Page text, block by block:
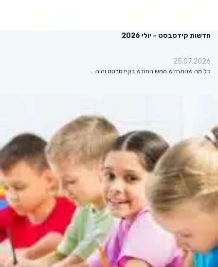
חדשות קידסבסט – יולי 2026
25.07.2026
כל מה שהתחדש ממש החודש בקידסבסט והיה…